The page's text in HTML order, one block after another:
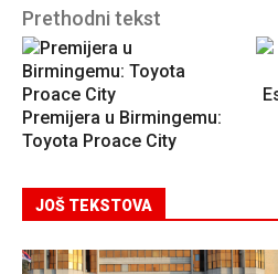
Prethodni tekst
Premijera u Birmingemu:
Toyota Proace City
JOŠ TEKSTOVA